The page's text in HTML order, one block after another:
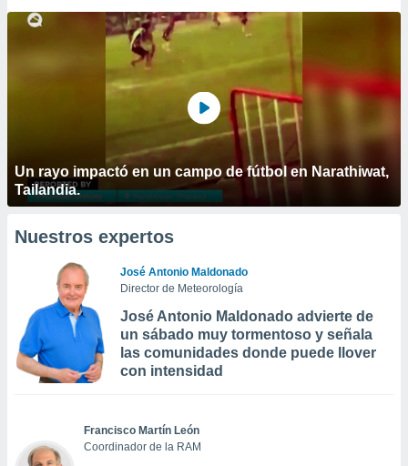
Un rayo impactó en un campo de fútbol en Narathiwat,
Tailandia.
Nuestros expertos
José Antonio Maldonado
Director de Meteorología
José Antonio Maldonado advierte de
un sábado muy tormentoso y señala
las comunidades donde puede llover
con intensidad
Francisco Martín León
Coordinador de la RAM